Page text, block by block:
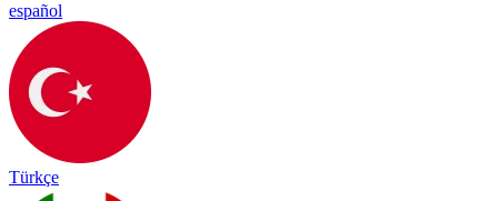
español
Türkçe